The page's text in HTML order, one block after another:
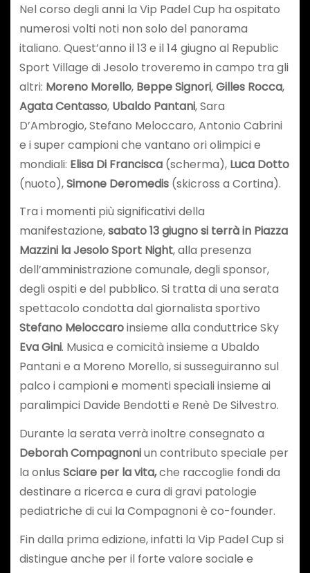
Nel corso degli anni la Vip Padel Cup ha ospitato
numerosi volti noti non solo del panorama
italiano. Quest’anno il 13 e il 14 giugno al Republic
Sport Village di Jesolo troveremo in campo tra gli
altri: Moreno Morello, Beppe Signori,Gilles Rocca,
Agata Centasso, Ubaldo Pantani, Sara
D’Ambrogio, Stefano Meloccaro, Antonio Cabrini
e i super campioni che vantano ori olimpici e
mondiali: Elisa Di Francisca(scherma), Luca Dotto
(nuoto),Simone Deromedis (skicross a Cortina).
Tra i momenti più significativi della
manifestazione,sabato 13 giugno si terrà in Piazza
Mazzini laJesolo Sport Night, alla presenza
dell’amministrazione comunale, degli sponsor,
degli ospiti e del pubblico. Si tratta di una serata
spettacolo condotta dal giornalista sportivo
Stefano Meloccaroinsieme alla conduttrice Sky
Eva Gini. Musica e comicità insieme a Ubaldo
Pantani e a Moreno Morello, si susseguiranno sul
palco i campioni e momenti speciali insieme ai
paralimpici Davide Bendotti e Renè De Silvestro.
Durante la serata verrà inoltre consegnato a
Deborah Compagnoniun contributo speciale per
la onlus Sciare per la vita,che raccoglie fondi da
destinare a ricerca e cura di gravi patologie
pediatriche di cui la Compagnoni è co-founder.
Fin dalla prima edizione, infatti la Vip Padel Cup si
distingue anche per il forte valore sociale e